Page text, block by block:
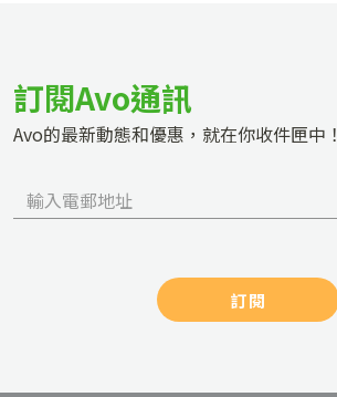
訂閱Avo通訊
Avo的最新動態和優惠，就在你收件匣中！
訂閱